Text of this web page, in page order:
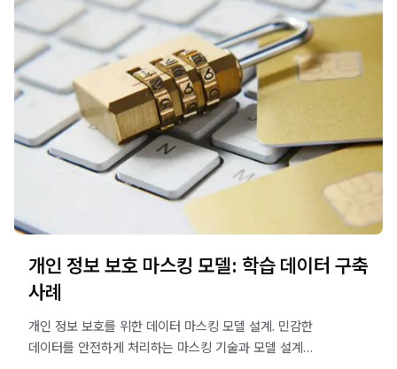
개인 정보 보호 마스킹 모델: 학습 데이터 구축
사례
개인 정보 보호를 위한 데이터 마스킹 모델 설계. 민감한
데이터를 안전하게 처리하는 마스킹 기술과 모델 설계